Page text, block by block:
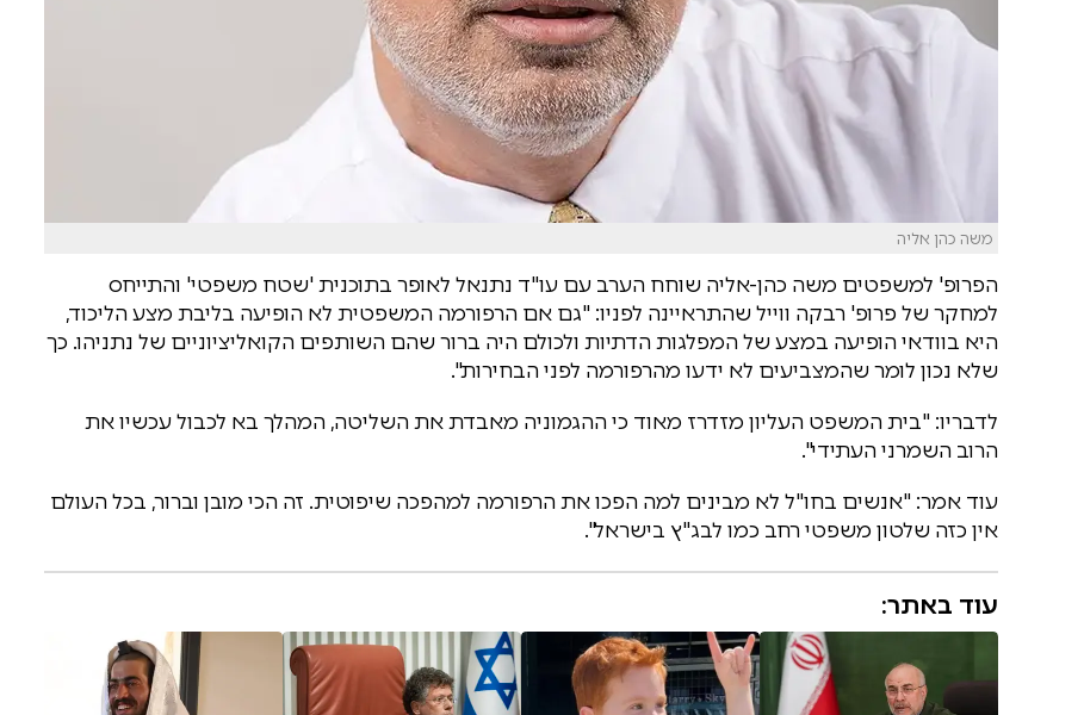
משה כהן אליה
הפרופ' למשפטים משה כהן-אליה שוחח הערב עם עו"ד נתנאל לאופר בתוכנית 'שטח משפטי' והתייחס
למחקר של פרופ' רבקה ווייל שהתראיינה לפניו: "גם אם הרפורמה המשפטית לא הופיעה בליבת מצע הליכוד,
היא בוודאי הופיעה במצע של המפלגות הדתיות ולכולם היה ברור שהם השותפים הקואליציוניים של נתניהו. כך
שלא נכון לומר שהמצביעים לא ידעו מהרפורמה לפני הבחירות".
לדבריו: "בית המשפט העליון מזדרז מאוד כי ההגמוניה מאבדת את השליטה, המהלך בא לכבול עכשיו את
הרוב השמרני העתידי".
עוד אמר: "אנשים בחו"ל לא מבינים למה הפכו את הרפורמה למהפכה שיפוטית. זה הכי מובן וברור, בכל העולם
אין כזה שלטון משפטי רחב כמו לבג"ץ בישראל".
עוד באתר: